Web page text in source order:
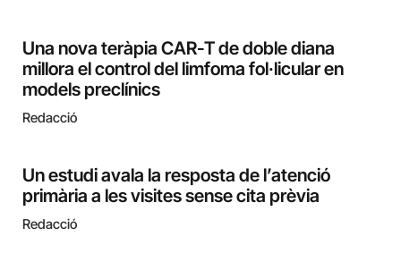
Una nova teràpia CAR-T de doble diana
millora el control del limfoma fol·licular en
models preclínics
Redacció
Un estudi avala la resposta de l’atenció
primària a les visites sense cita prèvia
Redacció